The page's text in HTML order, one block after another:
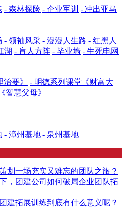
- 森林探险 - 企业军训 - 冲出亚马
- 领袖风采 - 漫漫人生路 - 红黑人
湖 - 盲人方阵 - 毕业墙 - 生死电网
要》
- 明德系列课堂《财富大
智慧父母》
- 漳州基地 - 泉州基地
划一场充实又难忘的团队之旅？
团建公司如何破局企业团队拓
拓展训练到底有什么意义呢？